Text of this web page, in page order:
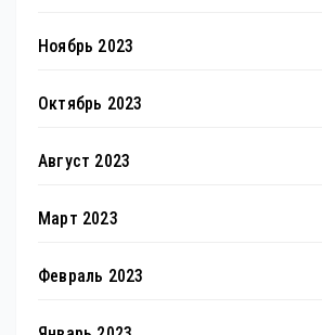
Ноябрь 2023
Октябрь 2023
Август 2023
Март 2023
Февраль 2023